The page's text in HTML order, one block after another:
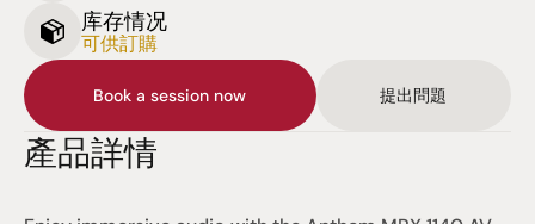
库存情况
可供訂購
Book a session now 提出問題
產品詳情